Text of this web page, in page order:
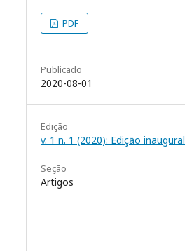
PDF
Publicado
2020-08-01
Edição
v. 1 n. 1 (2020): Edição inaugural
Seção
Artigos